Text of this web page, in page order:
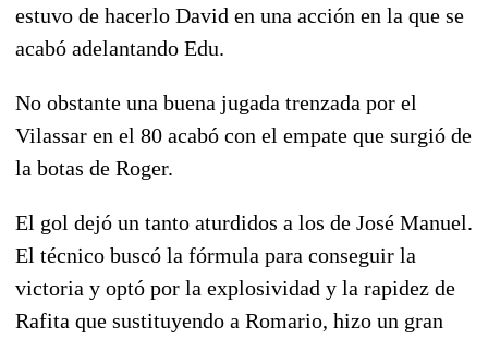
estuvo de hacerlo David en una acción en la que se
acabó adelantando Edu.
No obstante una buena jugada trenzada por el
Vilassar en el 80 acabó con el empate que surgió de
la botas de Roger.
El gol dejó un tanto aturdidos a los de José Manuel.
El técnico buscó la fórmula para conseguir la
victoria y optó por la explosividad y la rapidez de
Rafita que sustituyendo a Romario, hizo un gran